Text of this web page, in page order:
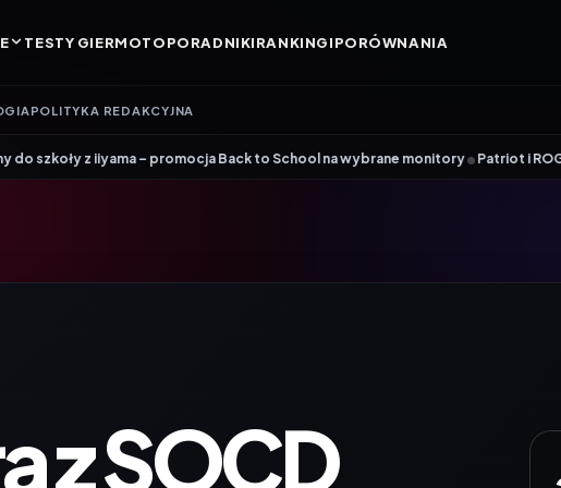
TESTY GIERMOTOPORADNIKIRANKINGIPORÓWNANIA
POLITYKA REDAKCYJNA
– promocja Back to School na wybrane monitory•Patriot i ROG łączą siły. Viper
z SOCD